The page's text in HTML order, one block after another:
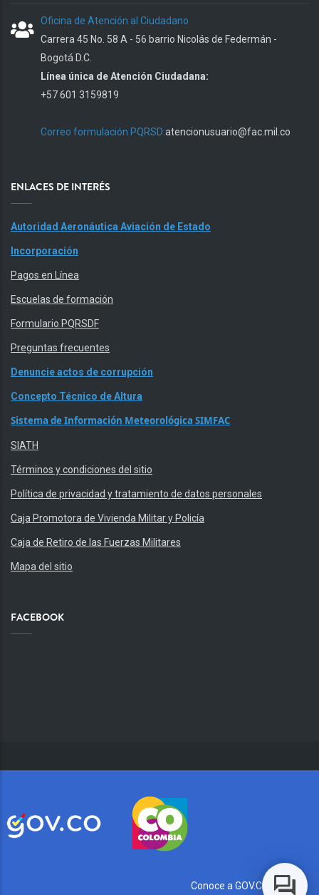
Oficina de Atención al Ciudadano
Carrera 45 No. 58 A - 56 barrio Nicolás de Federmán -
Bogotá D.C.
Línea única de Atención Ciudadana:
+57 601 3159819
Correo formulación PQRSD:atencionusuario@fac.mil.co
ENLACES DE INTERÉS
Autoridad Aeronáutica Aviación de Estado
Incorporación
Pagos en Línea
Escuelas de formación
Formulario PQRSDF
Preguntas frecuentes
Denuncie actos de corrupción
Concepto Técnico de Altura
Sistema de Información Meteorológica SIMFAC
SIATH
Términos y condiciones del sitio
Política de privacidad y tratamiento de datos personales
Caja Promotora de Vivienda Militar y Policía
Caja de Retiro de las Fuerzas Militares
Mapa del sitio
FACEBOOK
Conoce a GOV.CO aquí